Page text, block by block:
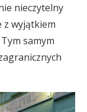
nieczytelny
z wyjątkiem
samym